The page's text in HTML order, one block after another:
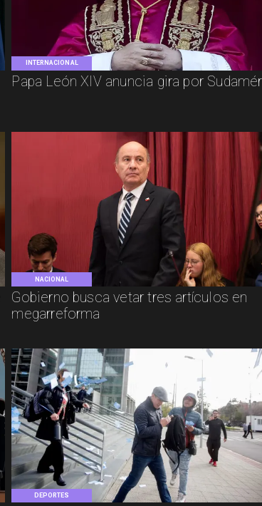
INTERNACIONAL
Papa León XIV anuncia gira por
NACIONAL
Gobierno busca vetar tres artículos en
megarreforma
DEPORTES